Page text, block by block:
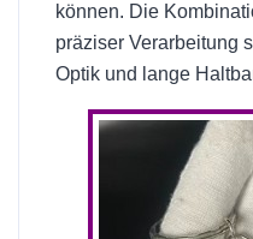
können. Die
präziser Verarbeitung
Optik und lange